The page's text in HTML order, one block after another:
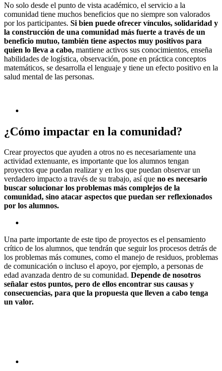
No solo desde el punto de vista académico, el servicio a la
comunidad tiene muchos beneficios que no siempre son valorados
por los participantes. Si bien puede ofrecer vínculos, solidaridad y
la construcción de una comunidad más fuerte a través de un
beneficio mutuo, también tiene aspectos muy positivos para
quien lo lleva a cabo, mantiene activos sus conocimientos, enseña
habilidades de logística, observación, pone en práctica conceptos
matemáticos, se desarrolla el lenguaje y tiene un efecto positivo en la
salud mental de las personas.
¿Cómo impactar en la comunidad?
Crear proyectos que ayuden a otros no es necesariamente una
actividad extenuante, es importante que los alumnos tengan
proyectos que puedan realizar y en los que puedan observar un
verdadero impacto a través de su trabajo, así que no es necesario
buscar solucionar los problemas más complejos de la
comunidad, sino atacar aspectos que puedan ser reflexionados
por los alumnos.
Una parte importante de este tipo de proyectos es el pensamiento
crítico de los alumnos, que tendrán que seguir los procesos detrás de
los problemas más comunes, como el manejo de residuos, problemas
de comunicación o incluso el apoyo, por ejemplo, a personas de
edad avanzada dentro de su comunidad. Depende de nosotros
señalar estos puntos, pero de ellos encontrar sus causas y
consecuencias, para que la propuesta que lleven a cabo tenga
un valor.